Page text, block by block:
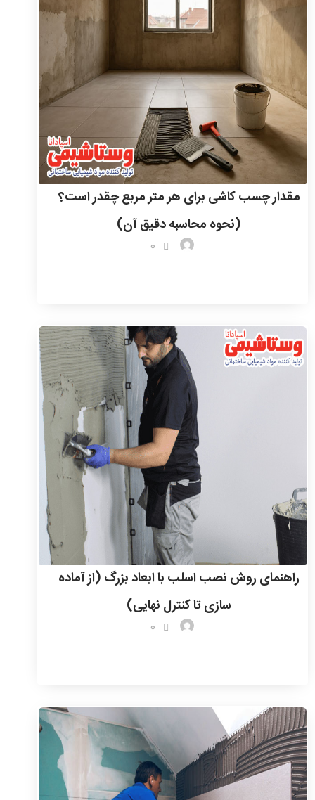
مقدار چسب کاشی برای هر متر مربع چقدر است؟
(نحوه محاسبه دقیق آن)
0
راهنمای روش نصب اسلب با ابعاد بزرگ (از آماده
‌سازی تا کنترل نهایی)
0